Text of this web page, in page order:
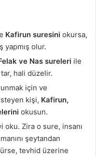
Kafirun suresini okursa,
yapmış olur.
ve Nas sureleri ile
hali düzelir.
için ve
kişi, Kafirun,
okusun.
oku. Zira o sure, insanı
şeytandan
tevhid üzerine